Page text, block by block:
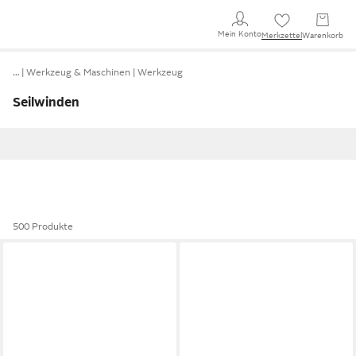
Mein KontoMerkzettel Warenkorb
… Werkzeug & Maschinen Werkzeug
Seilwinden
500 Produkte